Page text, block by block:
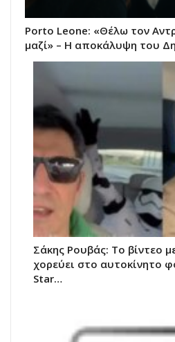
Porto Leone: «Θέλω τον
μαζί» – Η αποκάλυψη του
Σάκης Ρουβάς: Το βίντεο
χορεύει στο αυτοκίνητο
Star…